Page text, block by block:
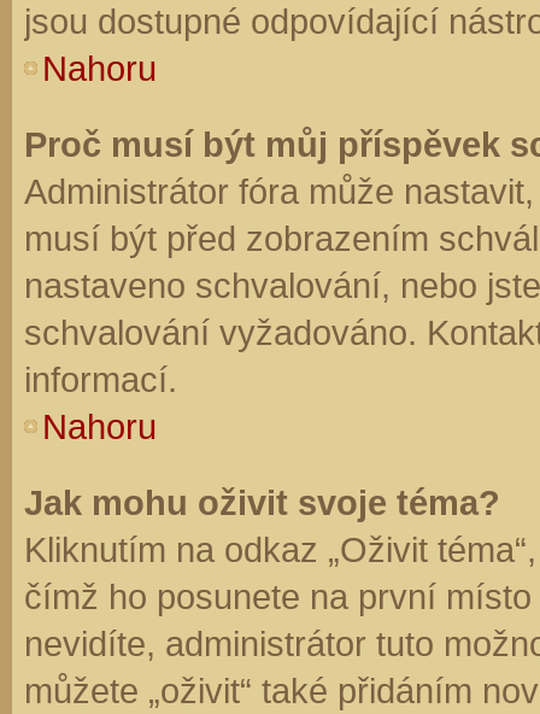
jsou dostupné odpovídající
Nahoru
Proč musí být můj příspěvek
Administrátor fóra může
musí být před zobrazením
nastaveno schvalování, nebo
schvalování vyžadováno.
informací.
Nahoru
Jak mohu oživit svoje téma?
Kliknutím na odkaz „Oživit
čímž ho posunete na první
nevidíte, administrátor tuto
můžete „oživit“ také přidáním